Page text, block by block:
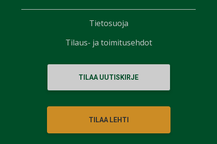
TILAA UUTISKIRJE
TILAA LEHTI
Tietosuoja
Tilaus- ja toimitusehdot